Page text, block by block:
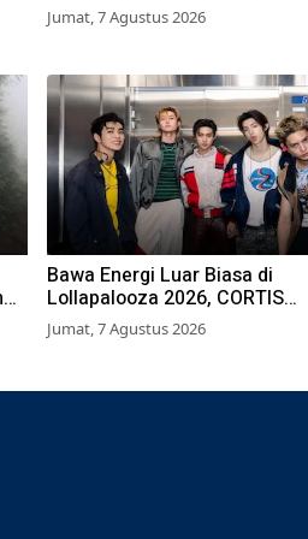
Surabaya Ikuti Beragam Lomba
Jumat, 7 Agustus 2026
Bawa Energi Luar Biasa di
Lollapalooza 2026, CORTIS
Sukses Tembus Pasar Musik
Global
Jumat, 7 Agustus 2026